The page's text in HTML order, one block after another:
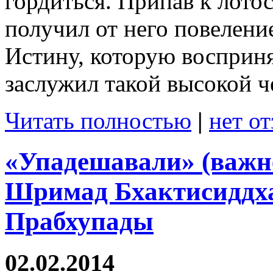
получил от него
Истину, которую
заслужил такой
Читать полностью | нет
«Упадешавали»
Шримад
Прабхупады
02.02.2014